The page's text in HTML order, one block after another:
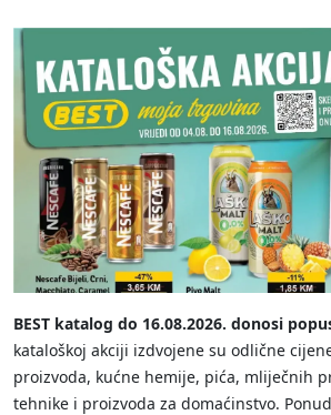
BEST katalog do 16.08.2026. donosi
kataloškoj akciji izdvojene su odlične
proizvoda, kućne hemije, pića, mliječnih
tehnike i proizvoda za domaćinstvo.